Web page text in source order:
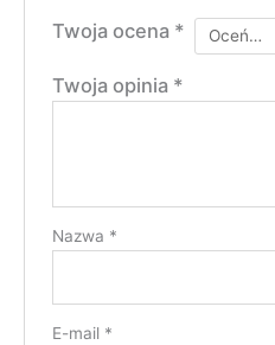
Twoja ocena *
Twoja opinia *
Nazwa *
E-mail *